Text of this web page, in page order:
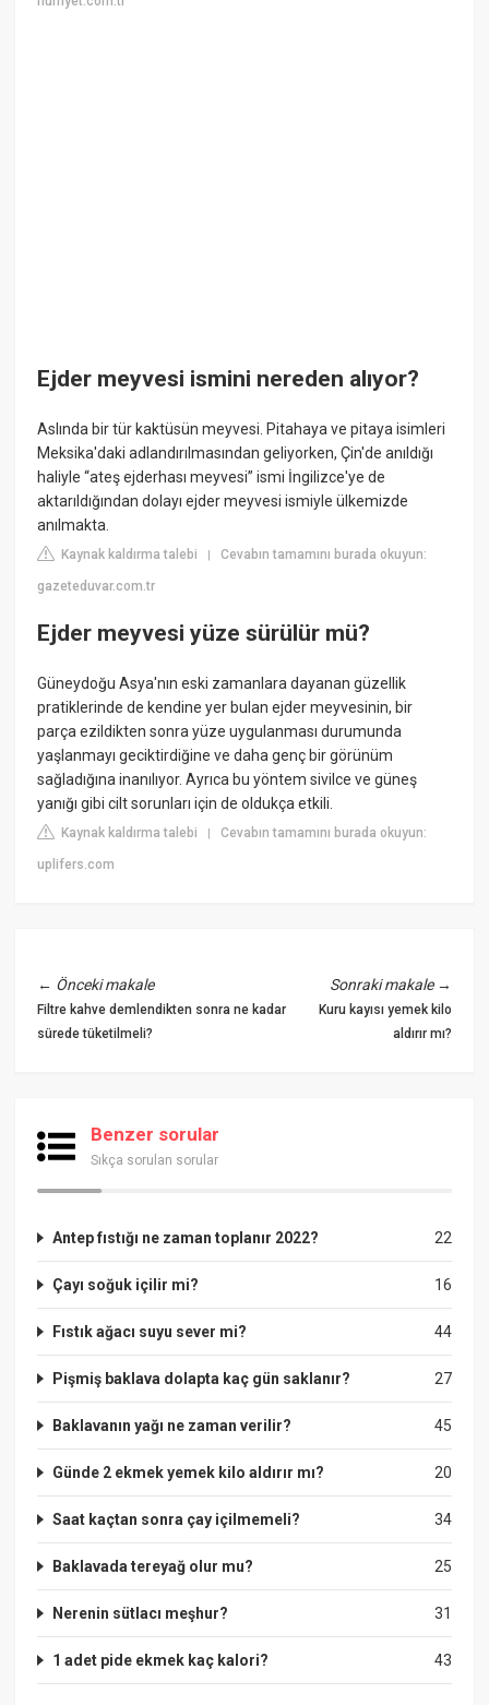
Ejder meyvesi ismini nereden alıyor?
Aslında bir tür kaktüsün meyvesi. Pitahaya ve pitaya isimleri
Meksika'daki adlandırılmasından geliyorken, Çin'de anıldığı
haliyle “ateş ejderhası meyvesi” ismi İngilizce'ye de
aktarıldığından dolayı ejder meyvesi ismiyle ülkemizde
anılmakta.
Kaynak kaldırma talebi |Cevabın tamamını burada okuyun:
gazeteduvar.com.tr
Ejder meyvesi yüze sürülür mü?
Güneydoğu Asya'nın eski zamanlara dayanan güzellik
pratiklerinde de kendine yer bulan ejder meyvesinin, bir
parça ezildikten sonra yüze uygulanması durumunda
yaşlanmayı geciktirdiğine ve daha genç bir görünüm
sağladığına inanılıyor. Ayrıca bu yöntem sivilce ve güneş
yanığı gibi cilt sorunları için de oldukça etkili.
Kaynak kaldırma talebi |Cevabın tamamını burada okuyun:
uplifers.com
← Önceki makale
Filtre kahve demlendikten sonra ne kadar
sürede tüketilmeli?
Sonraki makale→
Kuru kayısı yemek kilo
aldırır mı?
Benzer sorular
Sıkça sorulan sorular
22
Antep fıstığı ne zaman toplanır 2022?
16
Çayı soğuk içilir mi?
44
Fıstık ağacı suyu sever mi?
27
Pişmiş baklava dolapta kaç gün saklanır?
45
Baklavanın yağı ne zaman verilir?
20
Günde 2 ekmek yemek kilo aldırır mı?
34
Saat kaçtan sonra çay içilmemeli?
25
Baklavada tereyağ olur mu?
31
Nerenin sütlacı meşhur?
43
1 adet pide ekmek kaç kalori?